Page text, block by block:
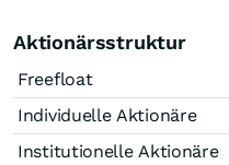
Aktionärsstruktur
Freefloat
Individuelle Aktionäre
Institutionelle Aktionäre